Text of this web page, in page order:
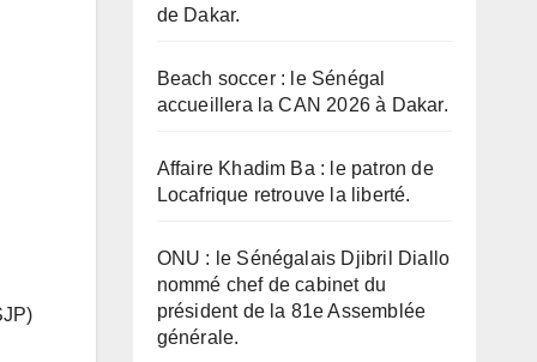
de Dakar.
Beach soccer : le Sénégal
accueillera la CAN 2026 à Dakar.
Affaire Khadim Ba : le patron de
Locafrique retrouve la liberté.
ONU : le Sénégalais Djibril Diallo
nommé chef de cabinet du
président de la 81e Assemblée
générale.